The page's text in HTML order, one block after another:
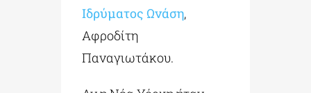
Ιδρύματος Ωνάση,
Αφροδίτη
Παναγιωτάκου.